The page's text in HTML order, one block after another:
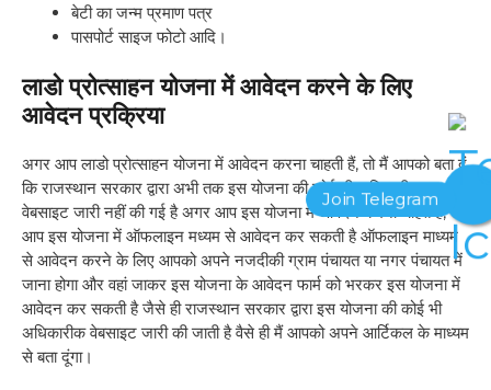
बेटी का जन्म प्रमाण पत्र
पासपोर्ट साइज फोटो आदि।
लाडो प्रोत्साहन योजना में आवेदन करने के लिए
आवेदन प्रक्रिया
अगर आप लाडो प्रोत्साहन योजना में आवेदन करना चाहती हैं, तो मैं आपको बता दूं
कि राजस्थान सरकार द्वारा अभी तक इस योजना की कोई भी अधिकारीक
वेबसाइट जारी नहीं की गई है अगर आप इस योजना में आवेदन करना चाहते हैं, तो
आप इस योजना में ऑफलाइन मध्यम से आवेदन कर सकती है ऑफलाइन माध्यम
से आवेदन करने के लिए आपको अपने नजदीकी ग्राम पंचायत या नगर पंचायत में
जाना होगा और वहां जाकर इस योजना के आवेदन फार्म को भरकर इस योजना में
आवेदन कर सकती है जैसे ही राजस्थान सरकार द्वारा इस योजना की कोई भी
अधिकारीक वेबसाइट जारी की जाती है वैसे ही मैं आपको अपने आर्टिकल के माध्यम
से बता दूंगा।